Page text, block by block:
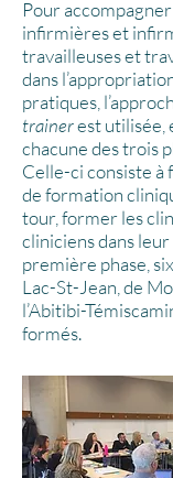
Pour
infirmières et
travailleuses et
dans
pratiques,
trainerest utilisée,
chacune des trois
Celle-ci consiste à
de formation
tour, former les
cliniciens dans
première phase,
Lac-St-Jean, de
l’Abitibi-
formés.